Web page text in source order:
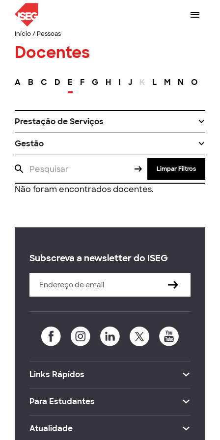
Início/ Pessoas
Docentes
A B C D E F G H I J K L M N O
Prestação de Serviços
Gestão
Limpar Filtros
Não foram encontrados docentes.
Subscreva a newsletter do ISEG
Links Rápidos
Para Estudantes
Atualidade